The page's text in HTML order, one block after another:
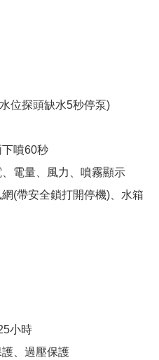
位探頭缺水5秒停泵)
噴60秒
電量、風力、噴霧顯示
(帶安全鎖打開停機)、水箱
小時
、過壓保護